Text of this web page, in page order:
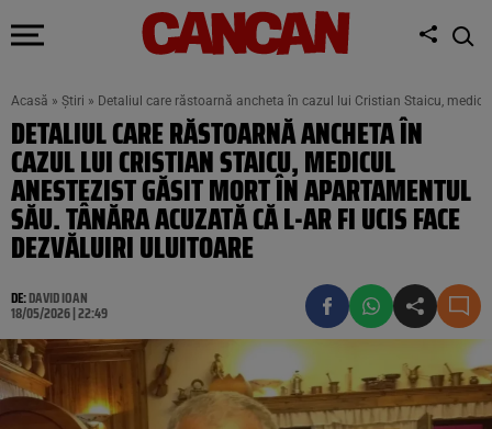
Acasă » Știri » Detaliul care răstoarnă ancheta în cazul lui Cristian Staicu,
DETALIUL CARE RĂSTOARNĂ ANCHETA ÎN
CAZUL LUI CRISTIAN STAICU, MEDICUL
ANESTEZIST GĂSIT MORT ÎN APARTAMENTUL
SĂU. TÂNĂRA ACUZATĂ CĂ L-AR FI UCIS FACE
DEZVĂLUIRI ULUITOARE
DE:DAVID IOAN
18/05/2026 | 22:49